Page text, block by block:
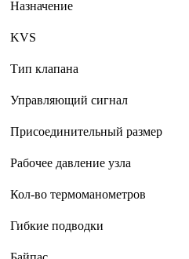
Назначение
KVS
Тип клапана
Управляющий сигнал
Присоединительный размер
Рабочее давление узла
Кол-во термоманометров
Гибкие подводки